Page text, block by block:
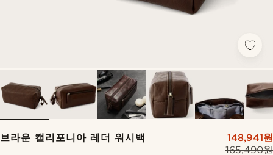
브라운 캘리포니아 레더 워시백
165,490원
148,941원